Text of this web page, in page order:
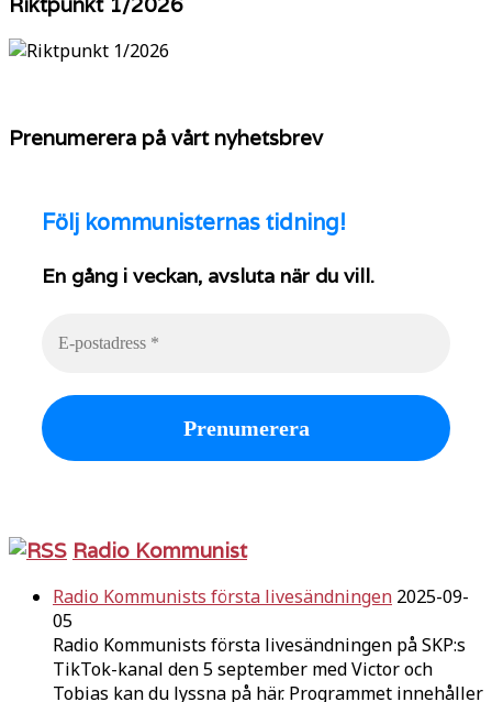
Prenumerera på vårt nyhetsbrev
Följ kommunisternas tidning!
En gång i veckan, avsluta när du vill.
Radio Kommunist
Radio Kommunists första livesändningen 2025-09-
05
Radio Kommunists första livesändningen på SKP:s
TikTok-kanal den 5 september med Victor och
Tobias kan du lyssna på här. Programmet innehåller